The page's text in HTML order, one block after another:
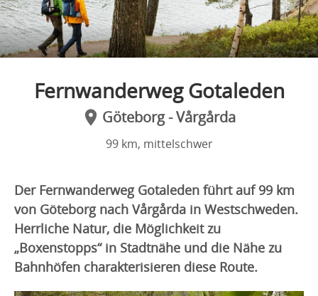
Fernwanderweg Gotaleden
Göteborg - Vårgårda
99 km, mittelschwer
Der Fernwanderweg Gotaleden führt auf 99 km
von Göteborg nach Vårgårda in Westschweden.
Herrliche Natur, die Möglichkeit zu
„Boxenstopps“ in Stadtnähe und die Nähe zu
Bahnhöfen charakterisieren diese Route.